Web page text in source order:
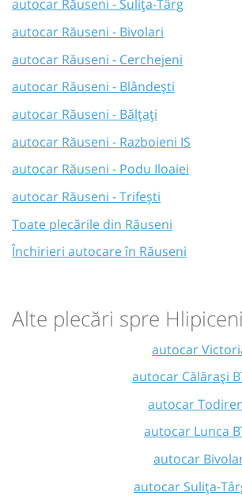
autocar Răuseni - Sulița-Târg
autocar Răuseni - Bivolari
autocar Răuseni - Cerchejeni
autocar Răuseni - Blândești
autocar Răuseni - Bălțați
autocar Răuseni - Razboieni IS
autocar Răuseni - Podu Iloaiei
autocar Răuseni - Trifești
Toate plecările din Răuseni
Închirieri autocare în Răuseni
Alte plecări spre Hlipiceni
autocar
autocar Călărași
autocar
autocar Lunca
autocar
autocar Sulița-